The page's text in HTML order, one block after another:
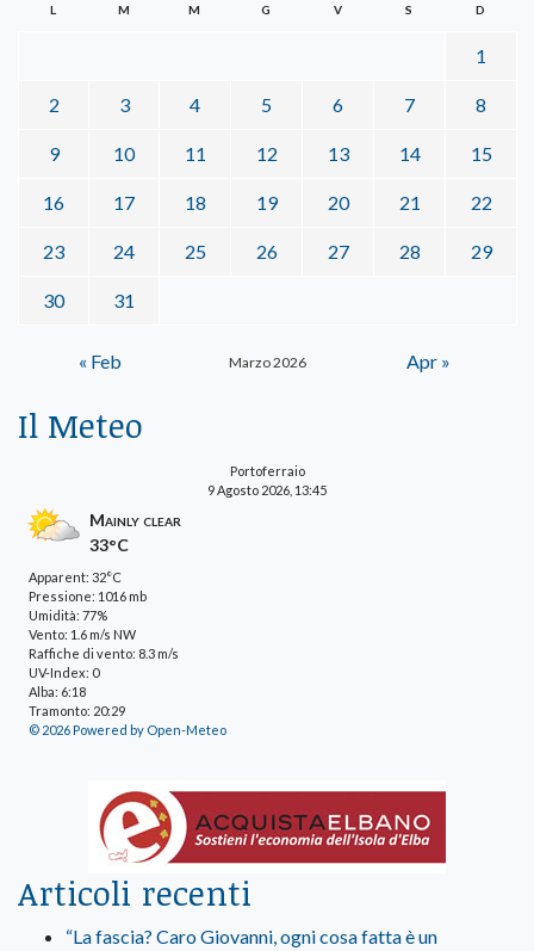
Marzo 2026
L M M G V S D
1
2 3 4 5 6 7 8
9 10 11 12 13 14 15
16 17 18 19 20 21 22
23 24 25 26 27 28 29
30 31
« Feb Apr »
Il Meteo
Portoferraio
9 Agosto 2026, 13:45
Mainly clear
33°C
Apparent: 32°C
Pressione: 1016 mb
Umidità: 77%
Vento: 1.6 m/s NW
Raffiche di vento: 8.3 m/s
UV-Index: 0
Alba: 6:18
Tramonto: 20:29
© 2026 Powered by Open-Meteo
Articoli recenti
“La fascia? Caro Giovanni, ogni cosa fatta è un